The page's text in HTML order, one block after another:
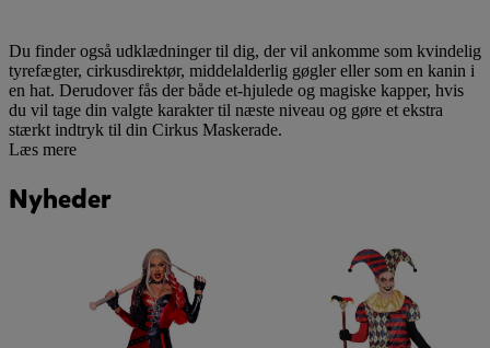
Du finder også udklædninger til dig, der vil ankomme som kvindelig
tyrefægter, cirkusdirektør, middelalderlig gøgler eller som en kanin i
en hat. Derudover fås der både et-hjulede og magiske kapper, hvis
du vil tage din valgte karakter til næste niveau og gøre et ekstra
stærkt indtryk til din Cirkus Maskerade.
Læs mere
Nyheder